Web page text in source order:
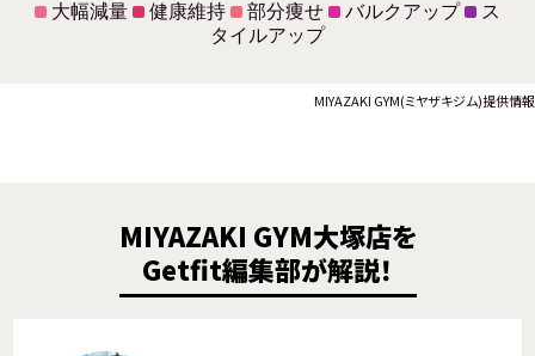
大幅減量 健康維持 部分痩せ バルクアップ
ス
タイルアップ
MIYAZAKI GYM(ミヤザキジム)提供情報
MIYAZAKI GYM大塚店を
Getfit編集部が解説！